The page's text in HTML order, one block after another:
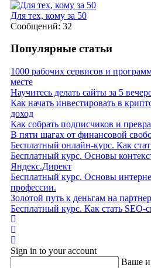
Для тех, кому за 50
Сообщений: 32
Популярные статьи
1000 рабочих сервисов и
месте
Научитесь делать сайты за 5
Как начать инвестировать в
доход
Как собрать подписчиков и
В пяти шагах от финансовой
Бесплатный онлайн-курс. Как
Бесплатный курс. Основы
Яндекс.Директ
Бесплатный курс. Основы
профессии.
Золотой путь к деньгам на
Бесплатный курс. Как стать
Sign in to your account
Ваше